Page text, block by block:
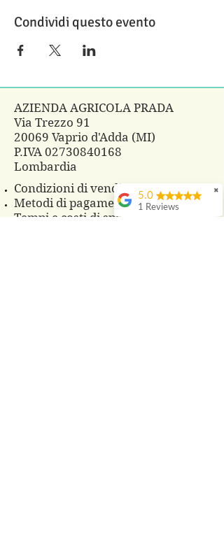
Condividi questo evento
AZIENDA AGRICOLA PRADA
Via Trezzo 91
20069 Vaprio d'Adda (MI)
P.IVA 02730840168
Lombardia
Condizioni di vendita
Metodi di pagamento
Tempi e costi di spedizione
✖
5.0
1 Reviews